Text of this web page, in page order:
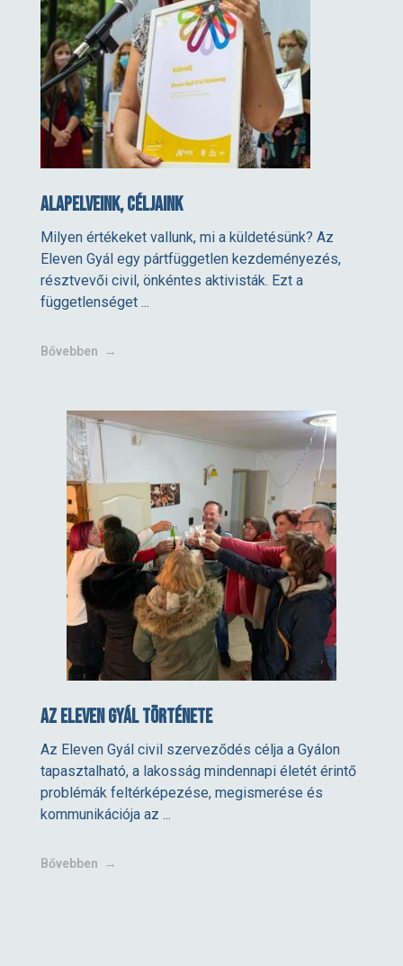
Alapelveink, céljaink
Milyen értékeket vallunk, mi a küldetésünk? Az
Eleven Gyál egy pártfüggetlen kezdeményezés,
résztvevői civil, önkéntes aktivisták. Ezt a
függetlenséget ...
Bővebben
Az Eleven Gyál története
Az Eleven Gyál civil szerveződés célja a Gyálon
tapasztalható, a lakosság mindennapi életét érintő
problémák feltérképezése, megismerése és
kommunikációja az ...
Bővebben